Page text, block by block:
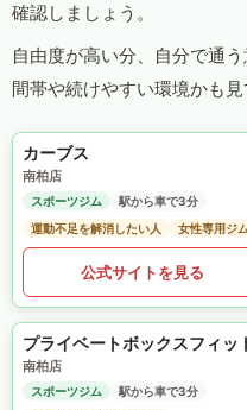
確認しましょう。
自由度が高い分、自分で通
間帯や続けやすい環境かも見
カーブス
南柏店
スポーツジム
駅から車で3分
運動不足を解消したい人
女性専用ジ
公式サイトを見る
南柏店
スポーツジム
駅から車で3分